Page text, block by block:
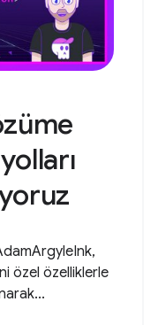
özel özelliklerle